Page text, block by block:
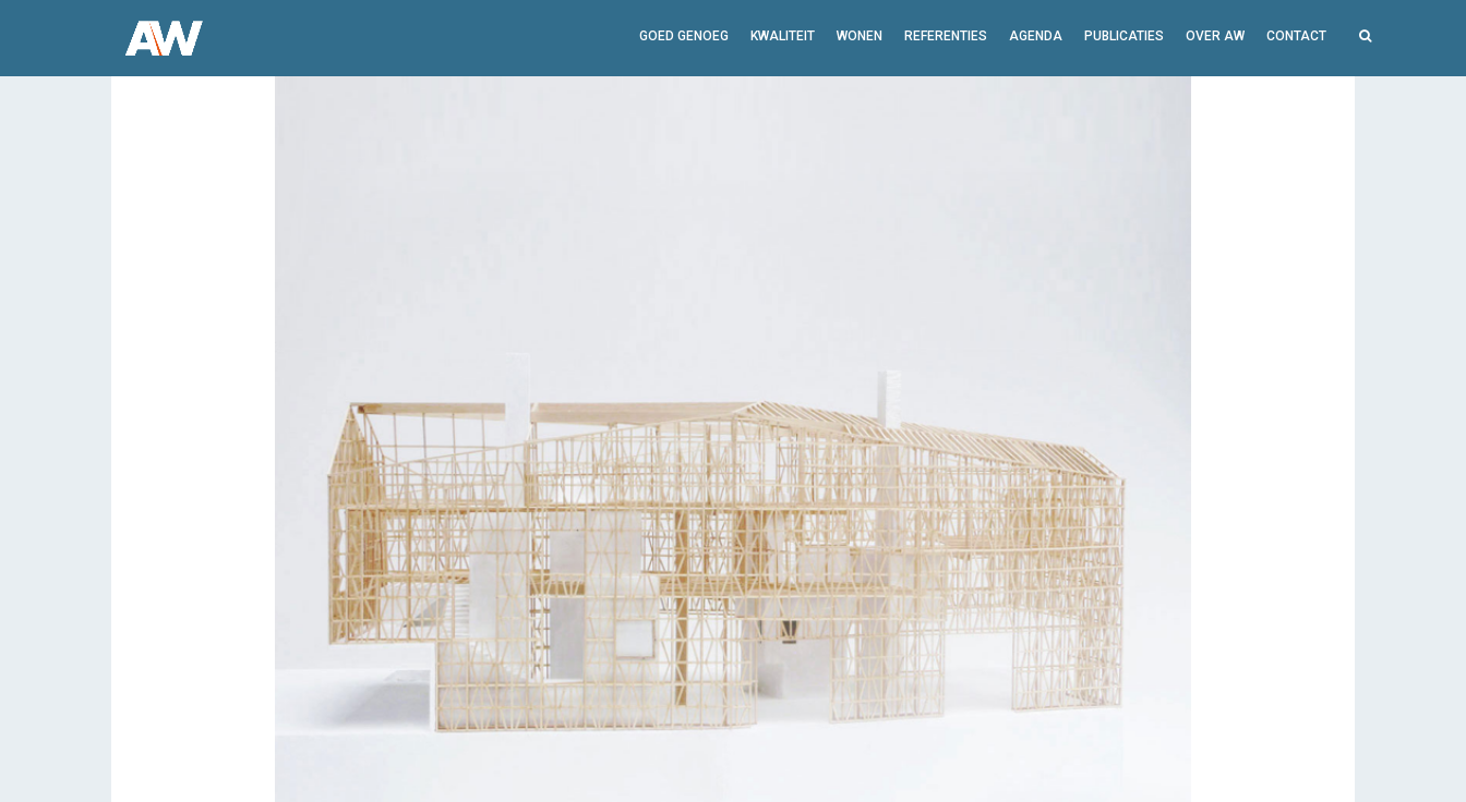
GOED GENOEG KWALITEIT WONEN REFERENTIES AGENDA PUBLICATIES OVER AW CONTACT